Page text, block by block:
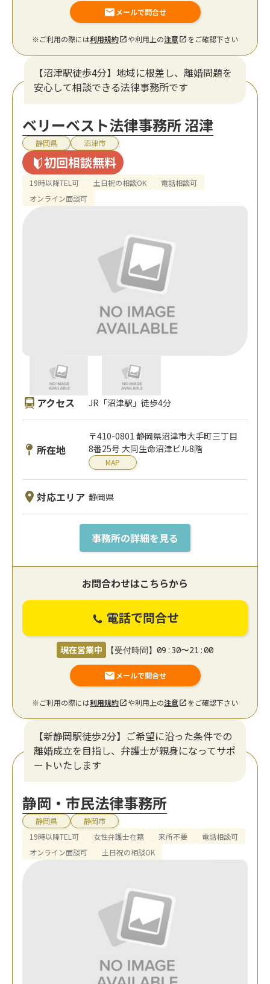
メールで問合せ
※ご利用の際には利用規約 や利用上の注意 をご確認下さい
【沼津駅徒歩4分】地域に根差し、離婚問題を
安心して相談できる法律事務所です
ベリーベスト法律事務所 沼津
静岡県 沼津市
初回相談無料
19時以降TEL可 土日祝の相談OK
電話相談可
オンライン面談可
アクセス JR「沼津駅」徒歩4分
所在地
〒410-0801 静岡県沼津市大手町三丁目
8番25号 大同生命沼津ビル8階
MAP
対応エリア 静岡県
事務所の詳細を見る
お問合わせはこちらから
電話で問合せ
現在営業中 【受付時間】09:30〜21:00
メールで問合せ
※ご利用の際には利用規約 や利用上の注意 をご確認下さい
【新静岡駅徒歩2分】ご希望に沿った条件での
離婚成立を目指し、弁護士が親身になってサポ
ートいたします
静岡・市民法律事務所
静岡県
静岡市
19時以降TEL可
女性弁護士在籍 来所不要
電話相談可
オンライン面談可
土日祝の相談OK